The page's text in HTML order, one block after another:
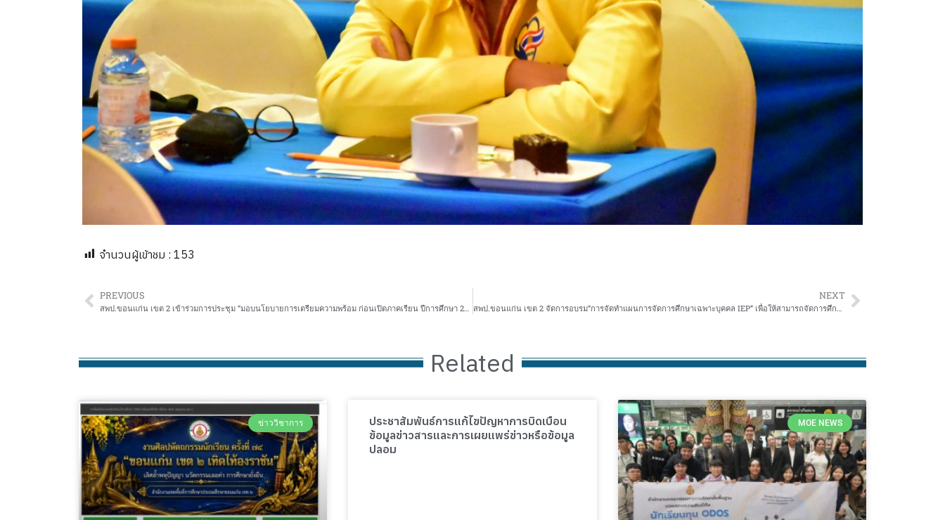
จำนวนผู้เข้าชม : 153
PREVIOUS NEXT
Related
ข่าววิชาการ
ประชาสัมพันธ์การแก้ไขปัญหาการบิดเบือน
ข้อมูลข่าวสารและการเผยแพร่ข่าวหรือข้อมูล
ปลอม
MOE NEWS